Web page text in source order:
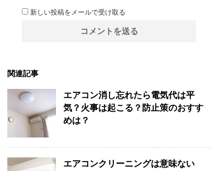
新しい投稿をメールで受け取る
関連記事
エアコン消し忘れたら電気代は平
気？火事は起こる？防止策のおすす
めは？
エアコンクリーニングは意味ない